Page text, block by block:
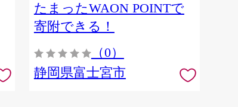
たまったWAON POINTで
寄附できる！
（0）
静岡県富士宮市